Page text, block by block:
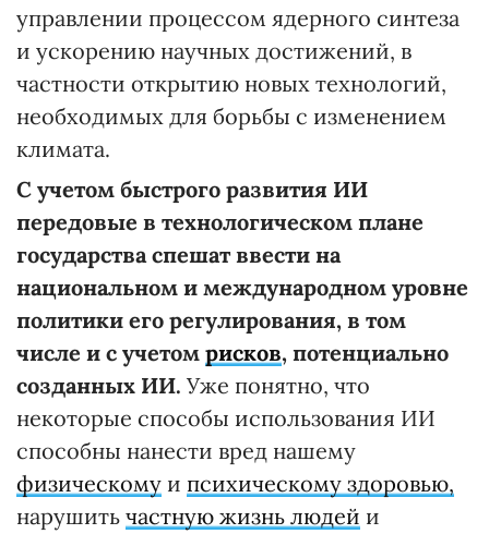
управлении процессом ядерного синтеза
и ускорению научных достижений, в
частности открытию новых технологий,
необходимых для борьбы с изменением
климата.
С учетом быстрого развития ИИ
передовые в технологическом плане
государства спешат ввести на
национальном и международном уровне
политики его регулирования, в том
числе и с учетом рисков, потенциально
созданных ИИ. Уже понятно, что
некоторые способы использования ИИ
способны нанести вред нашему
физическому и психическому здоровью,
нарушить частную жизнь людей и